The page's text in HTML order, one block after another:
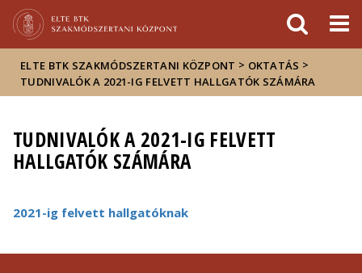
sajtóban
ELTE BTK SZAKMÓDSZERTANI KÖZPONT > OKTATÁS >
TUDNIVALÓK A 2021-IG FELVETT HALLGATÓK SZÁMÁRA
TUDNIVALÓK A 2021-IG FELVETT
HALLGATÓK SZÁMÁRA
2021-ig felvett hallgatóknak